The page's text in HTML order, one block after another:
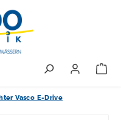
Vasco E-Drive